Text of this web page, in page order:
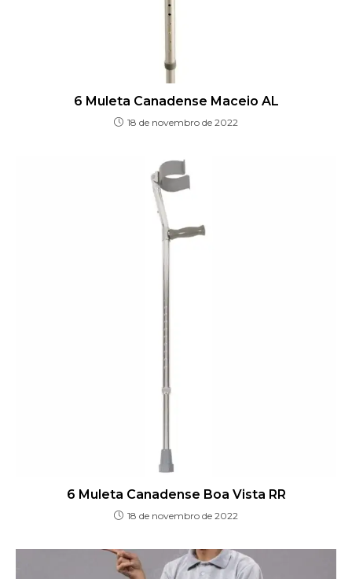
6 Muleta Canadense Maceio AL
18 de novembro de 2022
6 Muleta Canadense Boa Vista RR
18 de novembro de 2022